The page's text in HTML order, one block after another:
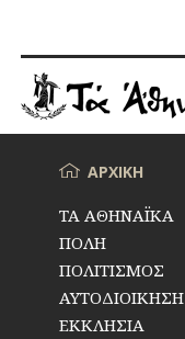
ΜενούΑΡΧΙΚΗ
ΤΑ ΑΘΗΝΑΪΚΑ
ΠΟΛΗ
ΠΟΛΙΤΙΣΜΟΣ
ΑΥΤΟΔΙΟΙΚΗΣΗ
ΕΚΚΛΗΣΙΑ